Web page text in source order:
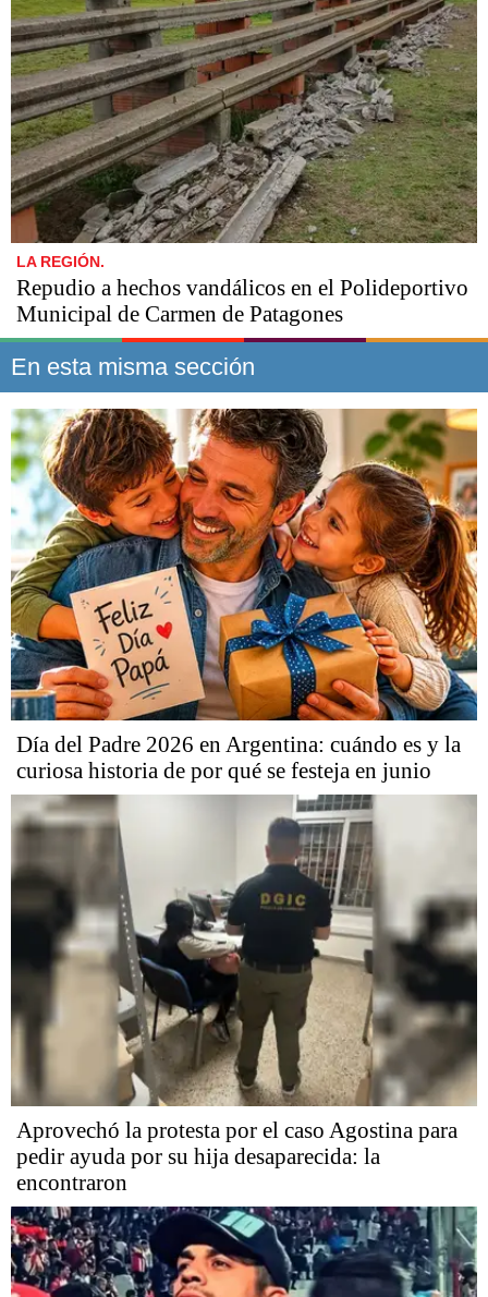
LA REGIÓN.
Repudio a hechos vandálicos en el Polideportivo
Municipal de Carmen de Patagones
En esta misma sección
Día del Padre 2026 en Argentina: cuándo es y la
curiosa historia de por qué se festeja en junio
Aprovechó la protesta por el caso Agostina para
pedir ayuda por su hija desaparecida: la
encontraron